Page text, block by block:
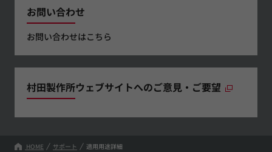
お問い合わせ
お問い合わせはこちら
村田製作所ウェブサイトへのご意見・ご要望
HOME サポート 適用用途詳細